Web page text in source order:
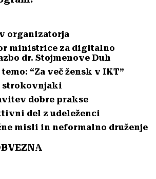
organizatorja
ministrice za digitalno
dr. Stojmenove Duh
“Za več žensk v IKT”
strokovnjaki
dobre prakse
del z udeleženci
misli in neformalno druženje